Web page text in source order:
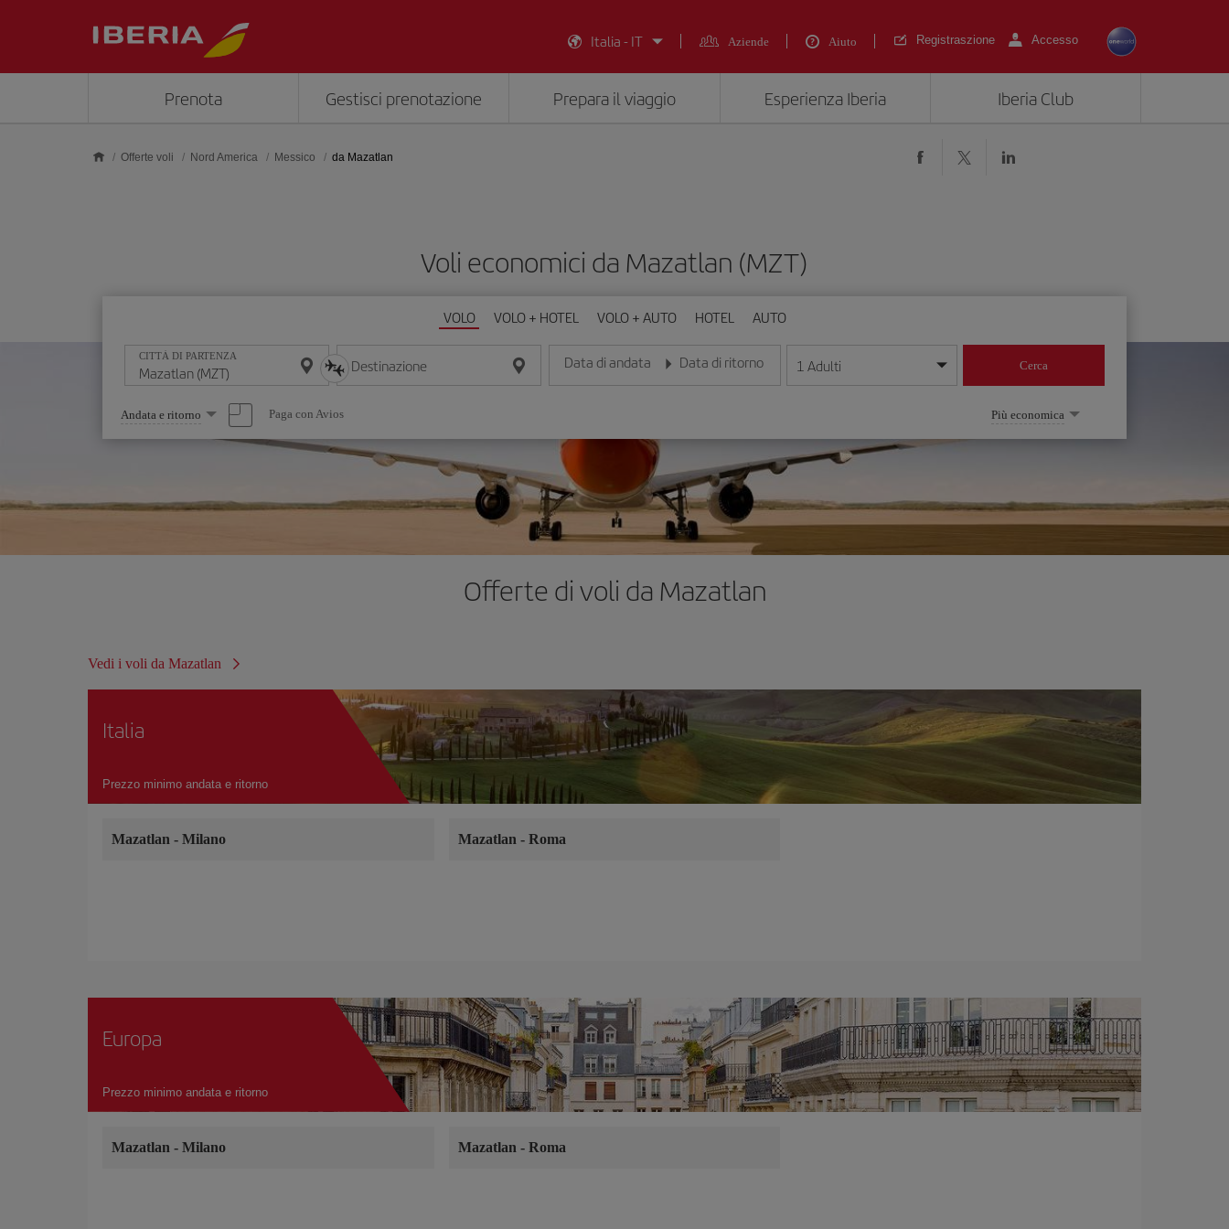
Italia - IT
Aziende Aiuto Registraszione Accesso
Prenota Gestisci prenotazione Prepara il viaggio Esperienza Iberia Iberia Club
Offerte voli Nord America Messico da Mazatlan
Voli economici da Mazatlan (MZT)
VOLO VOLO + HOTEL VOLO + AUTO HOTEL AUTO
CITTÀ DI PARTENZA Destinazione Data di andata
Inserisci la data nel formato giorno/mese/anno
Data di ritorno
Inserisci la data nel formato giorno/mese/anno
1 Adulti Cerca
Seleziona
un'opzione
Andata e ritorno Paga con Avios Più economica
Offerte di voli da Mazatlan
Vedi i voli da Mazatlan
Italia
Prezzo minimo andata e ritorno
Mazatlan - Milano Mazatlan - Roma
Europa
Prezzo minimo andata e ritorno
Mazatlan - Milano Mazatlan - Roma